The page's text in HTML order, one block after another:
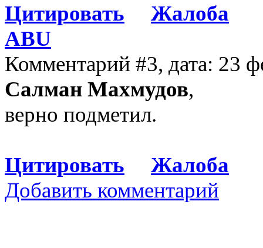
Цитировать
Жалоба
ABU
Комментарий #3, дата: 23
Салман Махмудов,
верно подметил.
Цитировать
Жалоба
Добавить комментарий